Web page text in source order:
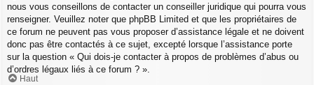
nous vous conseillons de contacter un conseiller juridique qui pourra vous
renseigner. Veuillez noter que phpBB Limited et que les propriétaires de
ce forum ne peuvent pas vous proposer d’assistance légale et ne doivent
donc pas être contactés à ce sujet, excepté lorsque l’assistance porte
sur la question « Qui dois-je contacter à propos de problèmes d’abus ou
d’ordres légaux liés à ce forum ? ».
Haut